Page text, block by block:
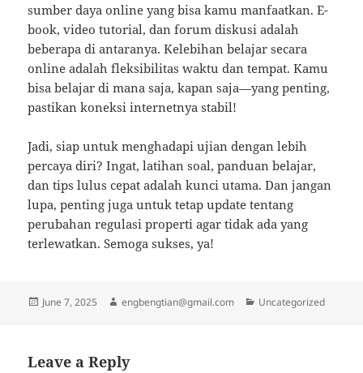
sumber daya online yang bisa kamu manfaatkan. E-
book, video tutorial, dan forum diskusi adalah
beberapa di antaranya. Kelebihan belajar secara
online adalah fleksibilitas waktu dan tempat. Kamu
bisa belajar di mana saja, kapan saja—yang penting,
pastikan koneksi internetnya stabil!
Jadi, siap untuk menghadapi ujian dengan lebih
percaya diri? Ingat, latihan soal, panduan belajar,
dan tips lulus cepat adalah kunci utama. Dan jangan
lupa, penting juga untuk tetap update tentang
perubahan regulasi properti agar tidak ada yang
terlewatkan. Semoga sukses, ya!
Posted
June 7, 2025 Author
engbengtian@gmail.com Categories
Uncategorized
Leave a Reply